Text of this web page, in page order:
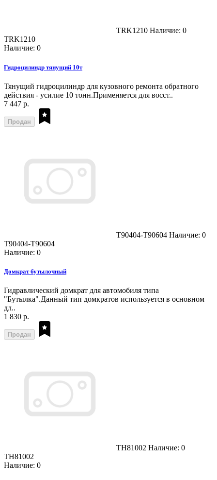
TRK1210 Наличие: 0
TRK1210
Наличие: 0
Гидроцилиндр тянущий 10т
Тянущий гидроцилиндр для кузовного ремонта обратного
действия - усилие 10 тонн.Применяется для восст..
7 447 р.
Продан
T90404-T90604 Наличие: 0
T90404-T90604
Наличие: 0
Домкрат бутылочный
Гидравлический домкрат для автомобиля типа
"Бутылка".Данный тип домкратов используется в основном
дл..
1 830 р.
Продан
TH81002 Наличие: 0
TH81002
Наличие: 0